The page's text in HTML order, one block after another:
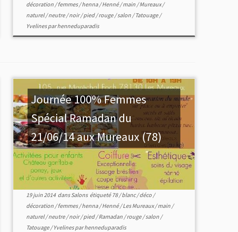
décoration /femmes/henna/Henné/main /Mureaux/
naturel/neutre/noir/pied/rouge/salon /Tatouage/
Yvelinesparhenneduparadis
Journée 100% Femmes
Spécial Ramadan du
21/06/14 aux Mureaux (78)
19 juin 2014dansSalons étiqueté 78/blanc/déco /
décoration /femmes/henna/Henné/Les Mureaux/main /
naturel/neutre/noir/pied/Ramadan /rouge/salon /
Tatouage/Yvelinesparhenneduparadis